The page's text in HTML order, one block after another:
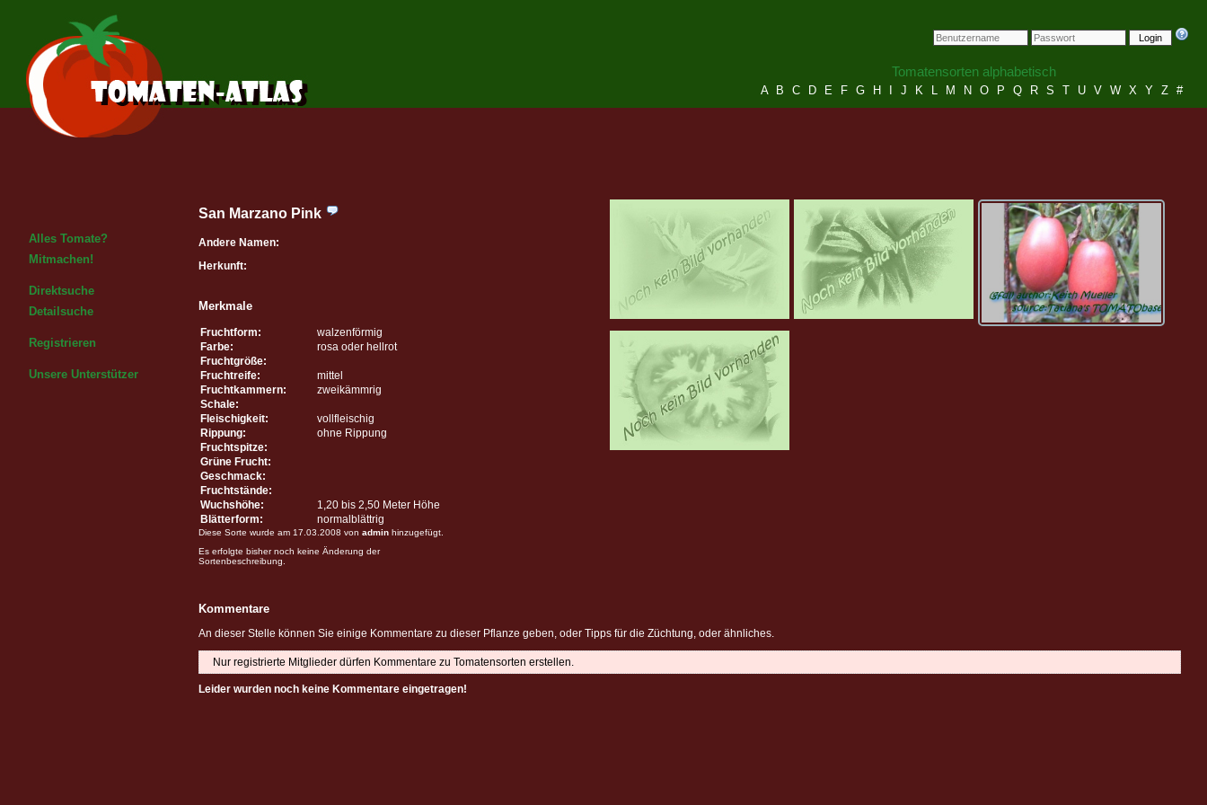
Login
Tomatensorten alphabetisch
A B C D E F G H J K L M N O P Q R S T U V W X Y Z #
Alles Tomate?
Mitmachen!
Direktsuche
Detailsuche
Registrieren
Unsere Unterstützer
San Marzano Pink
Andere Namen:
Herkunft:
Merkmale
Fruchtform:
walzenförmig
Farbe:
rosa oder hellrot
Fruchtgröße:
Fruchtreife:
mittel
Fruchtkammern:
zweikämmrig
Schale:
Fleischigkeit:
vollfleischig
Rippung:
ohne Rippung
Fruchtspitze:
Grüne Frucht:
Geschmack:
Fruchtstände:
Wuchshöhe:
1,20 bis 2,50 Meter Höhe
Blätterform:
normalblättrig
Diese Sorte wurde am 17.03.2008 von admin hinzugefügt.
Es erfolgte bisher noch keine Änderung der
Sortenbeschreibung.
Kommentare
An dieser Stelle können Sie einige Kommentare zu dieser Pflanze geben, oder Tipps für die Züchtung, oder ähnliches.
Nur registrierte Mitglieder dürfen Kommentare zu Tomatensorten erstellen.
Leider wurden noch keine Kommentare eingetragen!